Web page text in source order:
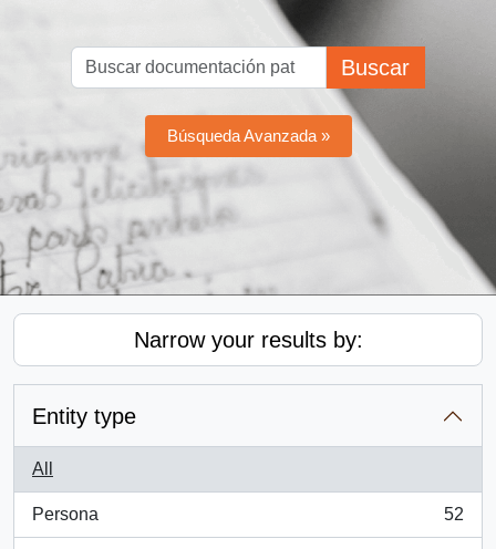
Buscar
Búsqueda Avanzada »
Narrow your results by:
Entity type
All
Persona
, 52 results
52